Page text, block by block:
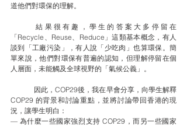
道他們對環保的理解。
	結果很有趣，學生的答案大多停留在
「Recycle、Reuse、Reduce」這類基本概念，有人
談到「工廠污染」，有人說「少吃肉」也算環保。簡
單來說，他們對環保有普遍的認知，但理解停留在個
人層面，未能觸及全球視野的「氣候公義」。
COP29 的背景和討論重點，並將討論帶回香港的現
況，讓學生明白：
— 為什麼一些國家強烈支持 COP29，而另一些國家